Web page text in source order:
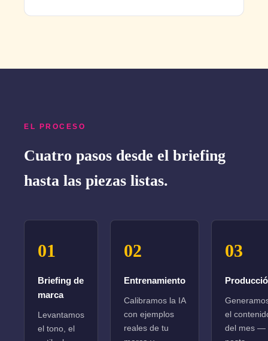
EL PROCESO
Cuatro pasos desde el briefing
hasta las piezas listas.
01
Briefing de
marca
Levantamos
el tono, el
02
Entrenamiento
Calibramos la IA
con ejemplos
reales de tu
03
el
del mes —